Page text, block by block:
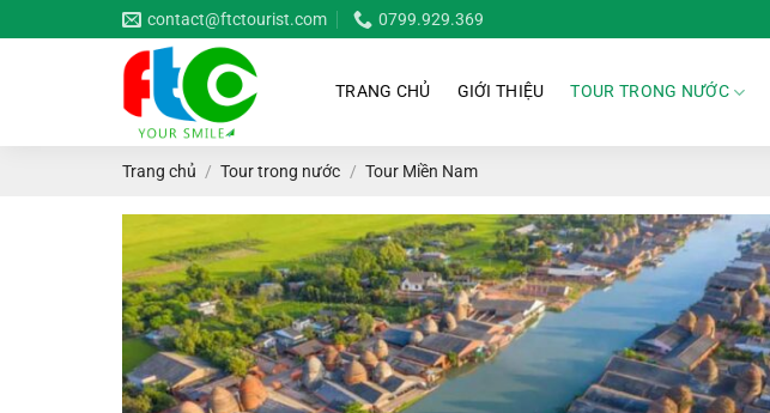
qua
contact@ftctourist.com 0799.929.369
TRANG CHỦ GIỚI THIỆU TOUR TRONG NƯỚC
Trang chủ / Tour trong nước / Tour Miền Nam